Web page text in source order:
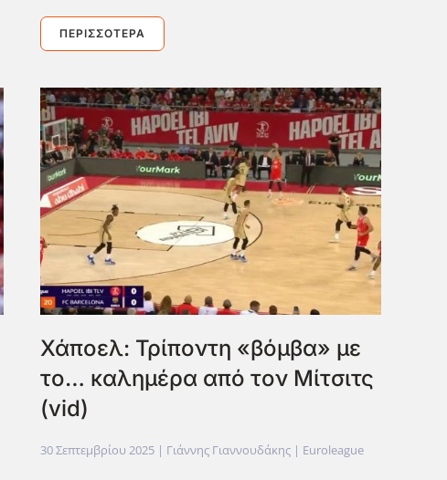
ΠΕΡΙΣΣΌΤΕΡΑ
Χάποελ: Τρίποντη «βόμβα» με
το… καλημέρα από τον Μίτσιτς
(vid)
30 Σεπτεμβρίου 2025| Γιάννης Γιαννουδάκης | Euroleague